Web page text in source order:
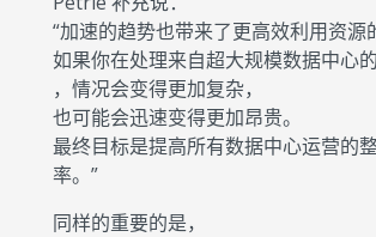
“加速的趋势也带来了更高效利用资源
如果你在处理来自超大规模数据中心
，情况会变得更加复杂，
也可能会迅速变得更加昂贵。
最终目标是提高所有数据中心运营的
率。”
同样的重要的是，